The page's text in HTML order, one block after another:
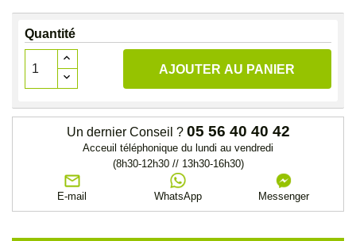
Quantité
AJOUTER AU PANIER
Un dernier Conseil ? 05 56 40 40 42
Acceuil téléphonique du lundi au vendredi
(8h30-12h30 // 13h30-16h30)
E-mail WhatsApp Messenger